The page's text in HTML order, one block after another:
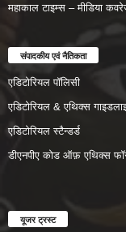
महाकाल टाइम्स – मीडिया
संपादकीय एवं नैतिकता
एडिटोरियल पॉलिसी
एडिटोरियल & एथिक्स
एडिटोरियल स्टैन्डर्ड
डीएनपीए कोड ऑफ़ एथिक्स
यूजर ट्रस्ट